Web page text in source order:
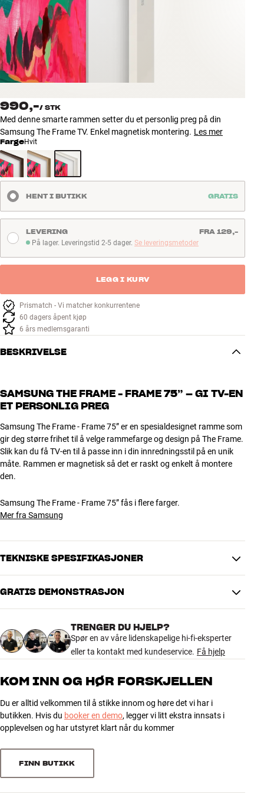
Tilbehør
INSPIRASJON
MERKER
TILBUD
Finn Butikk
Kundeservice
Kundeservice
Bygg med lyd
990,-/ STK
Med denne smarte rammen setter du et personlig preg på din
Samsung The Frame TV. Enkel magnetisk montering. Les mer
FargeHvit
HENT I BUTIKK GRATIS
På lager. Leveringstid 2-5 dager
På lager. Leveringstid 2-5 dager. Se leveringsmetoder
LEVERING FRA 129,-
LEGG I KURV
Prismatch - Vi matcher konkurrentene
60 dagers åpent kjøp
6 års medlemsgaranti
BESKRIVELSE
SAMSUNG THE FRAME - FRAME 75” – GI TV-EN
ET PERSONLIG PREG
Samsung The Frame - Frame 75” er en spesialdesignet ramme som
gir deg større frihet til å velge rammefarge og design på The Frame.
Slik kan du få TV-en til å passe inn i din innredningsstil på en unik
måte. Rammen er magnetisk så det er raskt og enkelt å montere
den.
Samsung The Frame - Frame 75” fås i flere farger.
Mer fra Samsung
TEKNISKE SPESIFIKASJONER
DIMENSJONER OG DESIGN
Modell / Variant
Hvit
Vekt produkt (kg)
0,67
Vekt emballasje (kg)
1,17
høyde x dybde)
GENERELLE EGENSKAPER
Separat ramme til Samsung The Frame 75”
GRATIS DEMONSTRASJON
TRENGER DU HJELP?
Spør en av våre lidenskapelige hi-fi-eksperter
eller ta kontakt med kundeservice. Få hjelp
KOM INN OG HØR FORSKJELLEN
Du er alltid velkommen til å stikke innom og høre det vi har i
butikken. Hvis du booker en demo, legger vi litt ekstra innsats i
opplevelsen og har utstyret klart når du kommer
FINN BUTIKK